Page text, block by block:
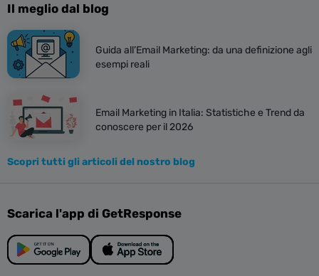
Il meglio dal blog
Guida all’Email Marketing: da una definizione agli
esempi reali
Email Marketing in Italia: Statistiche e Trend da
conoscere per il 2026
Scopri tutti gli articoli del nostro blog
Scarica l'app di GetResponse